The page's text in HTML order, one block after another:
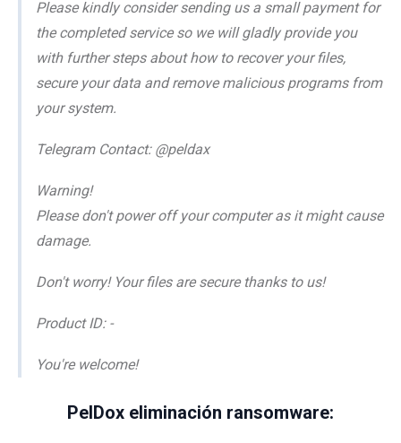
Please kindly consider sending us a small payment for
the completed service so we will gladly provide you
with further steps about how to recover your files,
secure your data and remove malicious programs from
your system.
Telegram Contact: @peldax
Warning!
Please don't power off your computer as it might cause
damage.
Don't worry! Your files are secure thanks to us!
Product ID: -
You're welcome!
PelDox eliminación ransomware: